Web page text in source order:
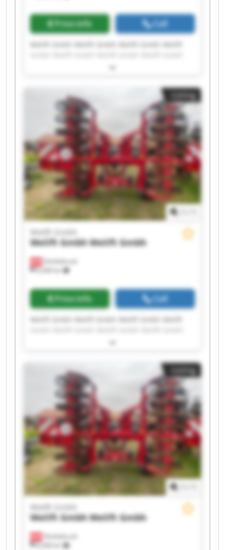
Price info Call
Welift Gmbh Welift Gmbh Welift Gmbh Welift
Welift Gmbh Welift Gmbh Welift Gmbh Welift
Welift Gmbh Welift Gmbh Welift Gmbh Welift
Gmbh Welift Gmbh Welift Gmbh
Listing
Vöcklabruck
8,268 km
Welift Gmbh
Welift GmbhWelift Gmbh
Price info Call
Welift Gmbh Welift Gmbh Welift Gmbh Welift
Welift Gmbh Welift Gmbh Welift Gmbh Welift
Welift Gmbh Welift Gmbh Welift Gmbh Welift
Gmbh Welift Gmbh Welift Gmbh
Listing
Vöcklabruck
8,268 km
Welift Gmbh
Welift GmbhWelift Gmbh